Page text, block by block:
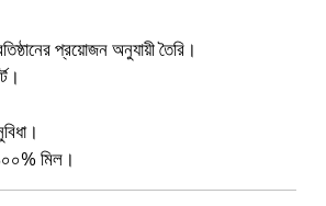
প্রয়োজন অনুযায়ী তৈরি।
মিল।